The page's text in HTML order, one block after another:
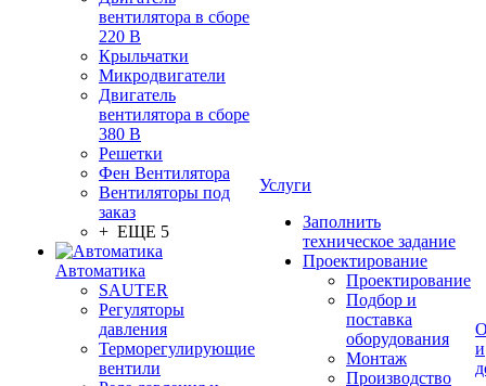
вентилятора в сборе
220 В
Крыльчатки
Микродвигатели
Двигатель
вентилятора в сборе
380 В
Решетки
Фен Вентилятора
Вентиляторы под
заказ
+ ЕЩЕ 5
Автоматика
SAUTER
Регуляторы
давления
Терморегулирующие
вентили
Услуги
Заполнить
техническое задание
Проектирование
Проектирование
Подбор и
поставка
оборудования
Монтаж
Производство
и